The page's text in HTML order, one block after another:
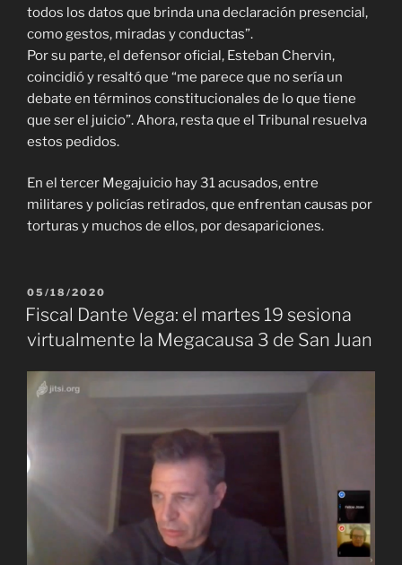
todos los datos que brinda una declaración presencial,
como gestos, miradas y conductas”.
Por su parte, el defensor oficial, Esteban Chervin,
coincidió y resaltó que “me parece que no sería un
debate en términos constitucionales de lo que tiene
que ser el juicio”. Ahora, resta que el Tribunal resuelva
estos pedidos.
En el tercer Megajuicio hay 31 acusados, entre
militares y policías retirados, que enfrentan causas por
torturas y muchos de ellos, por desapariciones.
PUBLICADO
EL
05/18/2020
Fiscal Dante Vega: el martes 19 sesiona
virtualmente la Megacausa 3 de San Juan